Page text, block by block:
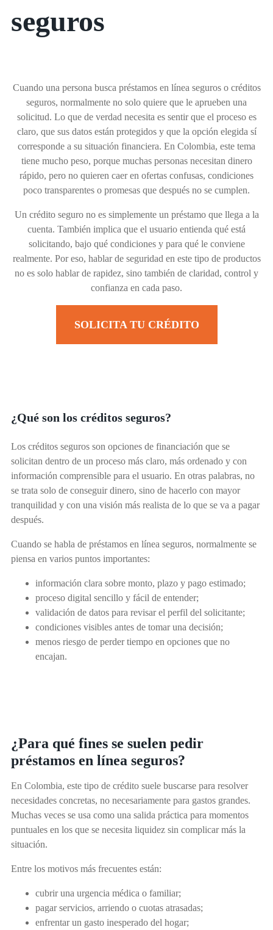
seguros
Cuando una persona busca préstamos en línea seguros o créditos
seguros, normalmente no solo quiere que le aprueben una
solicitud. Lo que de verdad necesita es sentir que el proceso es
claro, que sus datos están protegidos y que la opción elegida sí
corresponde a su situación financiera. En Colombia, este tema
tiene mucho peso, porque muchas personas necesitan dinero
rápido, pero no quieren caer en ofertas confusas, condiciones
poco transparentes o promesas que después no se cumplen.
Un crédito seguro no es simplemente un préstamo que llega a la
cuenta. También implica que el usuario entienda qué está
solicitando, bajo qué condiciones y para qué le conviene
realmente. Por eso, hablar de seguridad en este tipo de productos
no es solo hablar de rapidez, sino también de claridad, control y
confianza en cada paso.
SOLICITA TU CRÉDITO
¿Qué son los créditos seguros?
Los créditos seguros son opciones de financiación que se
solicitan dentro de un proceso más claro, más ordenado y con
información comprensible para el usuario. En otras palabras, no
se trata solo de conseguir dinero, sino de hacerlo con mayor
tranquilidad y con una visión más realista de lo que se va a pagar
después.
Cuando se habla de préstamos en línea seguros, normalmente se
piensa en varios puntos importantes:
información clara sobre monto, plazo y pago estimado;
proceso digital sencillo y fácil de entender;
validación de datos para revisar el perfil del solicitante;
condiciones visibles antes de tomar una decisión;
menos riesgo de perder tiempo en opciones que no
encajan.
¿Para qué fines se suelen pedir
préstamos en línea seguros?
En Colombia, este tipo de crédito suele buscarse para resolver
necesidades concretas, no necesariamente para gastos grandes.
Muchas veces se usa como una salida práctica para momentos
puntuales en los que se necesita liquidez sin complicar más la
situación.
Entre los motivos más frecuentes están:
cubrir una urgencia médica o familiar;
pagar servicios, arriendo o cuotas atrasadas;
enfrentar un gasto inesperado del hogar;